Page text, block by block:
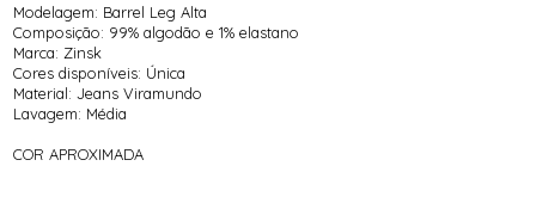
Modelagem: Barrel Leg Alta
Composição: 99% algodão e 1% elastano
Marca: Zinsk
Cores disponíveis: Única
Material: Jeans Viramundo
Lavagem: Média
COR APROXIMADA